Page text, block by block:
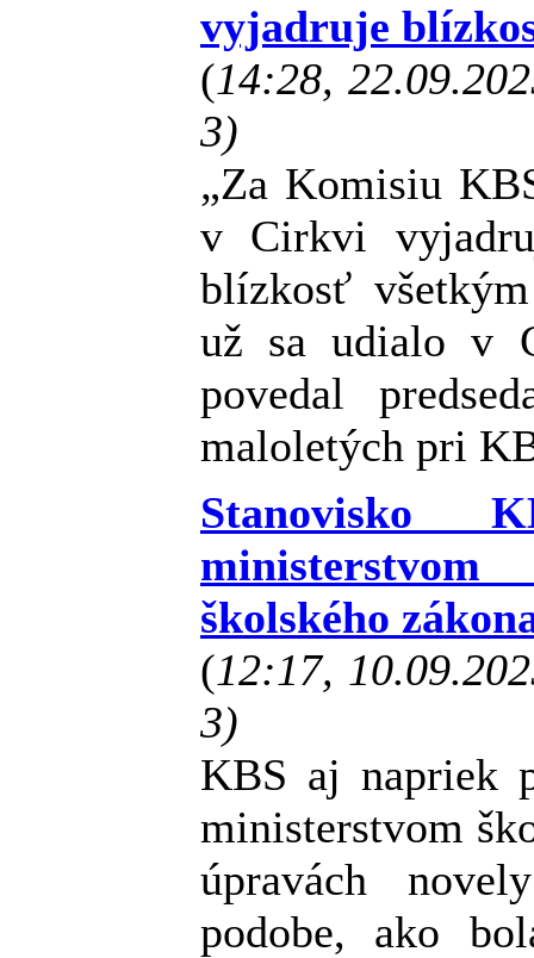
vyjadruje
(14:28,
3)
„Za Komisiu
v Cirkvi
blízkosť
už sa udialo v
povedal
maloletých pri
školského
(12:17,
3)
KBS aj napriek
ministerstvom
úpravách
podobe, ako